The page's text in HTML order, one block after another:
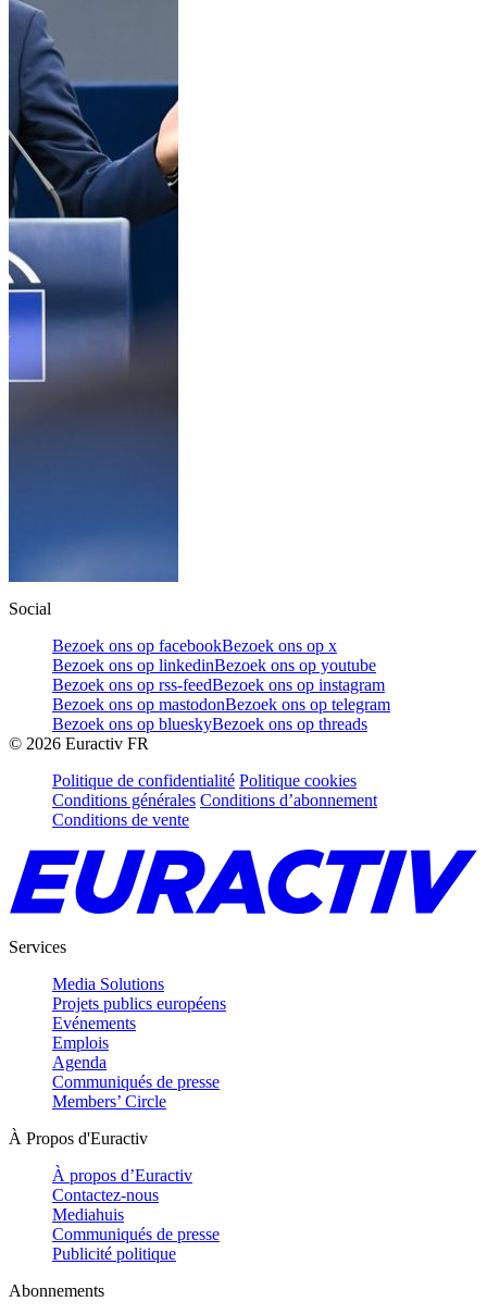
Social
Bezoek ons op facebookBezoek ons op x
Bezoek ons op linkedinBezoek ons op youtube
Bezoek ons op rss-feedBezoek ons op instagram
Bezoek ons op mastodonBezoek ons op telegram
Bezoek ons op blueskyBezoek ons op threads
© 2026 Euractiv FR
Politique de confidentialité Politique cookies
Conditions générales Conditions d’abonnement
Conditions de vente
Services
Media Solutions
Projets publics européens
Evénements
Emplois
Agenda
Communiqués de presse
Members’ Circle
À Propos d'Euractiv
À propos d’Euractiv
Contactez-nous
Mediahuis
Communiqués de presse
Publicité politique
Abonnements